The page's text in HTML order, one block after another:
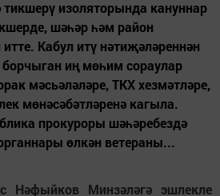
тикшерү изоляторында кануннар
шәһәр һәм район
Кабул итү нәтиҗәләреннән
иң мөһим сораулар
мәсьәләләре, ТКХ хезмәтләре,
мөнәсәбәтләренә кагыла.
прокуроры шәһәребездә
өлкән ветераны...
Нәфыйков Минзәләгә эшлекле